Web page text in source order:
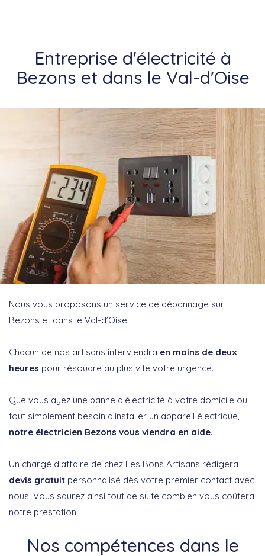
Entreprise d'électricité à
Bezons et dans le Val-d'Oise
Nous vous proposons un service de dépannage sur
Bezons et dans le Val-d’Oise.
Chacun de nos artisans interviendra en moins de deux
heures pour résoudre au plus vite votre urgence.
Que vous ayez une panne d’électricité à votre domicile ou
tout simplement besoin d’installer un appareil électrique,
notre électricien Bezons vous viendra en aide.
Un chargé d’affaire de chez Les Bons Artisans rédigera
devis gratuit personnalisé dès votre premier contact avec
nous. Vous saurez ainsi tout de suite combien vous coûtera
notre prestation.
Nos compétences dans le